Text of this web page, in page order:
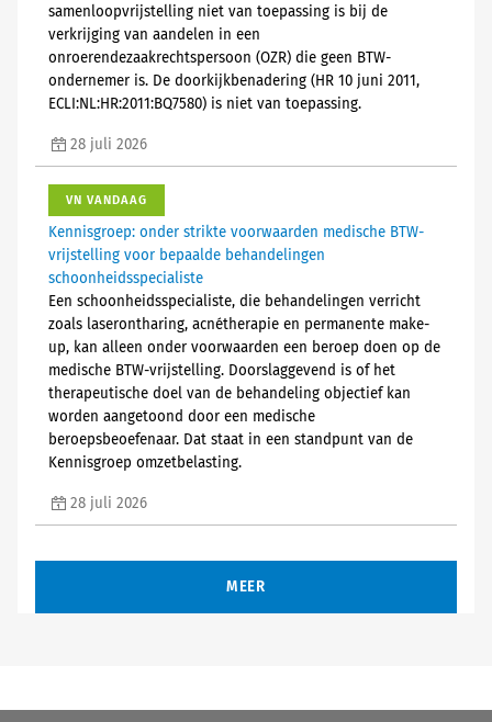
samenloopvrijstelling niet van toepassing is bij de
verkrijging van aandelen in een
onroerendezaakrechtspersoon (OZR) die geen BTW-
ondernemer is. De doorkijkbenadering (HR 10 juni 2011,
ECLI:NL:HR:2011:BQ7580) is niet van toepassing.
28 juli 2026
VN VANDAAG
Kennisgroep: onder strikte voorwaarden medische BTW-
vrijstelling voor bepaalde behandelingen
schoonheidsspecialiste
Een schoonheidsspecialiste, die behandelingen verricht
zoals laserontharing, acnétherapie en permanente make-
up, kan alleen onder voorwaarden een beroep doen op de
medische BTW-vrijstelling. Doorslaggevend is of het
therapeutische doel van de behandeling objectief kan
worden aangetoond door een medische
beroepsbeoefenaar. Dat staat in een standpunt van de
Kennisgroep omzetbelasting.
28 juli 2026
MEER